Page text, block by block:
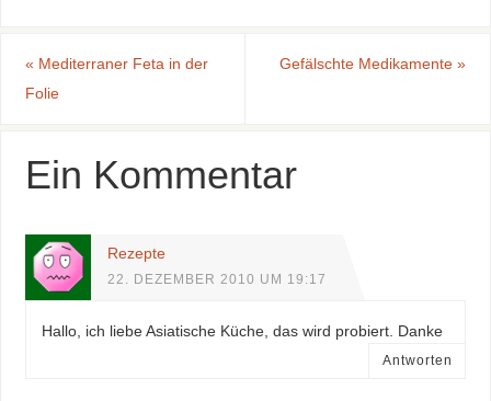
« Mediterraner Feta in der
Folie
Gefälschte Medikamente»
Ein Kommentar
Rezepte
22. DEZEMBER 2010 UM 19:17
Hallo, ich liebe Asiatische Küche, das wird probiert. Danke
Antworten